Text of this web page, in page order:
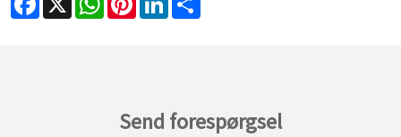
Send forespørgsel